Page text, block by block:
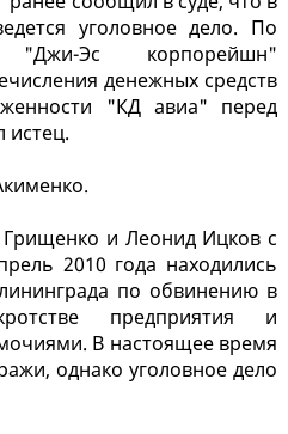
уголовное дело. По
"Джи-Эс корпорейшн"
денежных средств
"КД авиа" перед
истец.
и Леонид Ицков с
2010 года находились
по обвинению в
предприятия и
В настоящее время
однако уголовное дело